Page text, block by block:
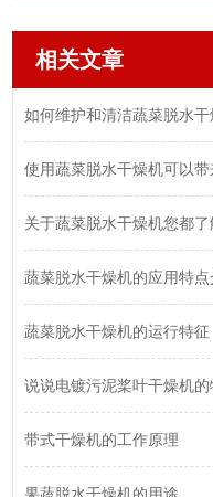
相关文章
如何维护和清洁蔬菜脱水
使用蔬菜脱水干燥机可以
关于蔬菜脱水干燥机您都了
蔬菜脱水干燥机的应用特点
蔬菜脱水干燥机的运行特征
说说电镀污泥桨叶干燥机的
带式干燥机的工作原理